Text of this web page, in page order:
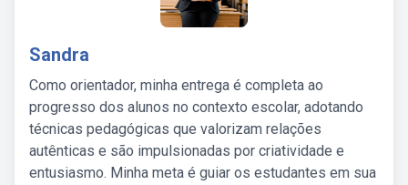
Sandra
Como orientador, minha entrega é completa ao
progresso dos alunos no contexto escolar, adotando
técnicas pedagógicas que valorizam relações
autênticas e são impulsionadas por criatividade e
entusiasmo. Minha meta é guiar os estudantes em sua